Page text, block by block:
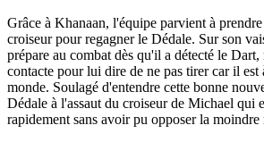
Grâce à Khanaan, l'équipe parvient à
croiseur pour regagner le Dédale. Sur son
prépare au combat dès qu'il a détecté le Dart,
contacte pour lui dire de ne pas tirer car il est
monde. Soulagé d'entendre cette bonne
Dédale à l'assaut du croiseur de Michael qui
rapidement sans avoir pu opposer la moindre